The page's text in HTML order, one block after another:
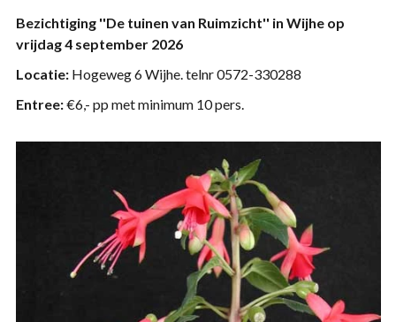
Bezichtiging ''De tuinen van Ruimzicht'' in Wijhe op
vrijdag 4 september 2026
Locatie: Hogeweg 6 Wijhe. telnr 0572-330288
Entree:€6,- pp met minimum 10 pers.